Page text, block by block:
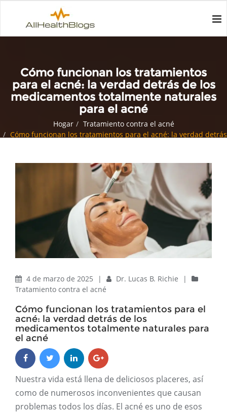
Cómo funcionan los tratamientos
para el acné: la verdad detrás de los
medicamentos totalmente naturales
para el acné
Hogar
Tratamiento contra el acné
Cómo funcionan los tratamientos para el acné: la verdad detrás
4 de marzo de 2025 | Dr. Lucas B. Richie
|
Tratamiento contra el acné
Cómo funcionan los tratamientos para el
acné: la verdad detrás de los
medicamentos totalmente naturales para
el acné
Nuestra vida está llena de deliciosos placeres, así
como de numerosos inconvenientes que causan
problemas todos los días. El acné es uno de esos